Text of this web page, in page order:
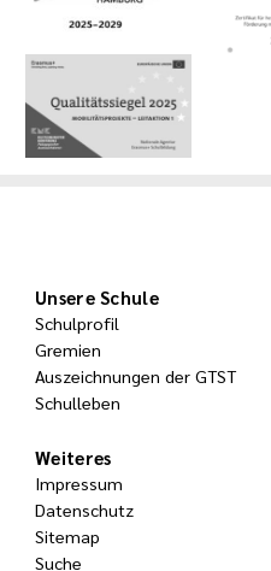
Unsere Schule
Schulprofil
Gremien
Auszeichnungen der GTST
Schulleben
Weiteres
Impressum
Datenschutz
Sitemap
Suche